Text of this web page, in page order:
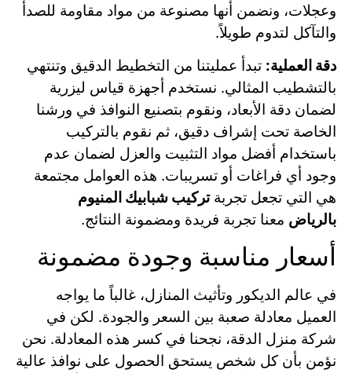
وعجلات، ونضمن أنها مصنوعة من مواد مقاومة للصدأ
والتآكل لتدوم طويلاً.
دقة العملية: تبدأ عمليتنا من التخطيط الدقيق وتنتهي
بالتشطيب المثالي. نستخدم أجهزة قياس ليزرية
لضمان دقة الأبعاد، ونقوم بتصنيع النوافذ في ورشنا
الخاصة تحت إشراف دقيق، ثم نقوم بالتركيب
باستخدام أفضل مواد التثبيت والعزل لضمان عدم
وجود أي فراغات أو تسريبات. هذه العوامل مجتمعة
هي التي تجعل تجربةتركيب شبابيك المنيوم
بالرياض معنا تجربة فريدة ومضمونة النتائج.
أسعار مناسبة وجودة مضمونة
في عالم الديكور وتأثيث المنازل، غالباً ما يواجه
العميل معادلة صعبة بين السعر والجودة. لكن في
شركة منزل الدقة، نجحنا في كسر هذه المعادلة. نحن
نؤمن بأن كل شخص يستحق الحصول على نوافذ عالية